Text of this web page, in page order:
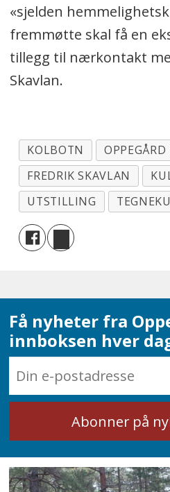
«sjelden
fremmøtte skal få en
tillegg til nærkontakt
Skavlan.
KOLBOTN
FREDRIK SKAVLAN
UTSTILLING
Få nyheter fra
innboksen hver